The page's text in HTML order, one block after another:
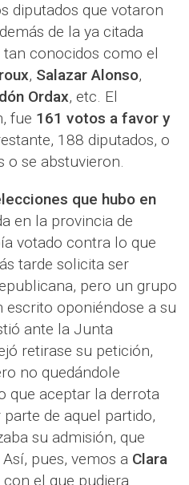
diputados que votaron
de la ya citada
tan conocidos como el
, Salazar Alonso,
Ordax, etc. El
fue 161 votos a favor y
188 diputados, o
o se abstuvieron.
que hubo en
en la provincia de
votado contra lo que
tarde solicita ser
pero un grupo
escrito oponiéndose a su
ante la Junta
retirase su petición,
no quedándole
que aceptar la derrota
de aquel partido,
su admisión, que
Así, pues, vemos a Clara
el que pudiera